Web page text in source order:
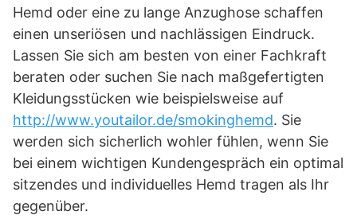
Hemd oder eine zu lange Anzughose schaffen
einen unseriösen und nachlässigen Eindruck.
Lassen Sie sich am besten von einer Fachkraft
beraten oder suchen Sie nach maßgefertigten
Kleidungsstücken wie beispielsweise auf
http://www.youtailor.de/smokinghemd. Sie
werden sich sicherlich wohler fühlen, wenn Sie
bei einem wichtigen Kundengespräch ein optimal
sitzendes und individuelles Hemd tragen als Ihr
gegenüber.